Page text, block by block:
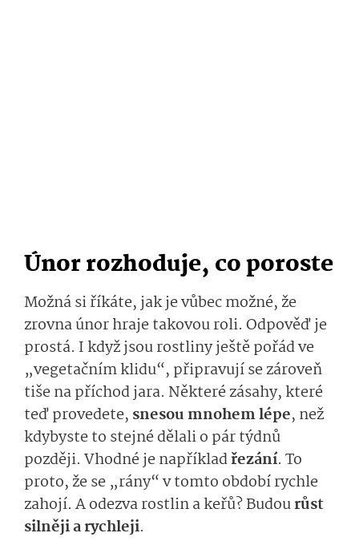
Únor rozhoduje, co poroste
Možná si říkáte, jak je vůbec možné, že
zrovna únor hraje takovou roli. Odpověď je
prostá. I když jsou rostliny ještě pořád ve
„vegetačním klidu“, připravují se zároveň
tiše na příchod jara. Některé zásahy, které
teď provedete, snesou mnohem lépe, než
kdybyste to stejné dělali o pár týdnů
později. Vhodné je napříkladřezání. To
proto, že se „rány“ v tomto období rychle
zahojí. A odezva rostlin a keřů? Budourůst
silněji a rychleji.